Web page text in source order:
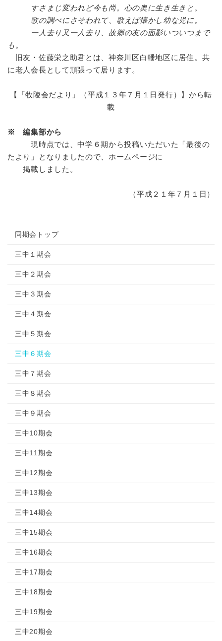
すさまじ変われど今も尚。心の奥に生き生きと。
歌の調べにさそわれて、歌えば懐かし幼な児に。
一人去り又一人去り、故郷の友の面影いついつまで
も 。
旧友・佐藤栄之助君とは、神奈川区白幡地区に居住。共
に老人会長として頑張って居ります。
【「牧陵会だより」（平成１３年７月１日発行）】から転
載
※ 編集部から
現時点では、中学６期から投稿いただいた「最後の
たより」となりましたので、ホームページに
掲載しました。
（平成２１年７月１日）
同期会トップ
三中１期会
三中２期会
三中３期会
三中４期会
三中５期会
三中６期会
三中７期会
三中８期会
三中９期会
三中10期会
三中11期会
三中12期会
三中13期会
三中14期会
三中15期会
三中16期会
三中17期会
三中18期会
三中19期会
三中20期会